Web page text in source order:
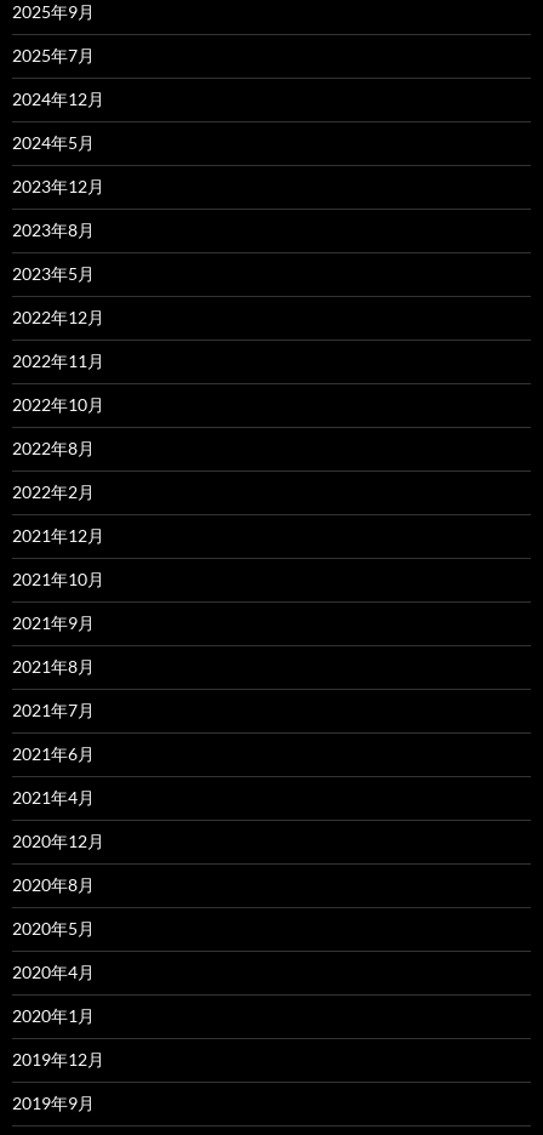
2025年9月
2025年7月
2024年12月
2024年5月
2023年12月
2023年8月
2023年5月
2022年12月
2022年11月
2022年10月
2022年8月
2022年2月
2021年12月
2021年10月
2021年9月
2021年8月
2021年7月
2021年6月
2021年4月
2020年12月
2020年8月
2020年5月
2020年4月
2020年1月
2019年12月
2019年9月